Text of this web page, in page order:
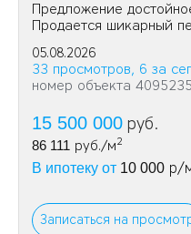
Предложение
Продается шикарный
05.08.2026
33 просмотров, 6 за
номер объекта
15 500 000 руб.
86 111 руб./м2
В ипотеку от 10 000 р/
Записаться на